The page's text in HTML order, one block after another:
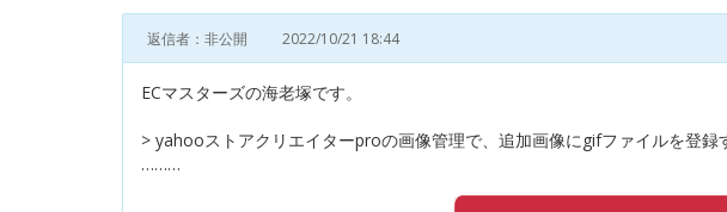
返信者：非公開 2022/10/21 18:44
ECマスターズの海老塚です。
> yahooストアクリエイターproの画像管理で、追加画像にgifファイルを登
………